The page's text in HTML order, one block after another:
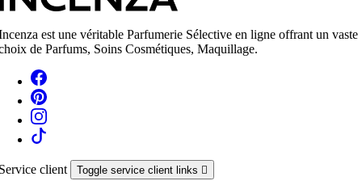
est une véritable Parfumerie Sélective en ligne offrant un vaste
de Parfums, Soins Cosmétiques, Maquillage.
client Toggle service client links 